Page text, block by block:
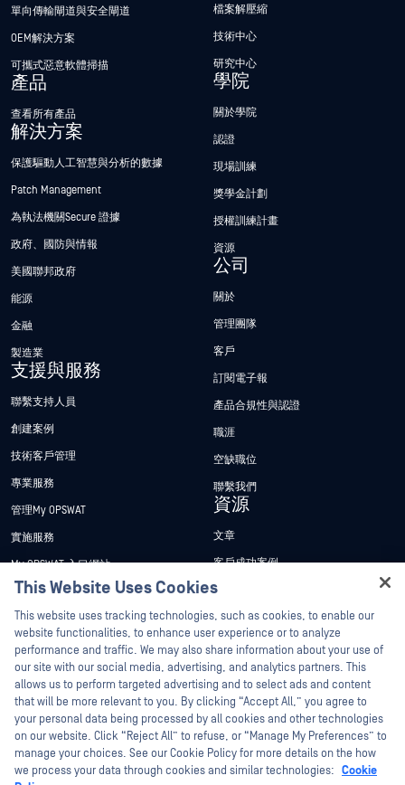
單向傳輸閘道與安全閘道
OEM解決方案
可攜式惡意軟體掃描
產品
查看所有產品
解決方案
保護驅動人工智慧與分析的數據
Patch Management
為執法機關Secure 證據
政府、國防與情報
美國聯邦政府
能源
金融
製造業
支援與服務
聯繫支持人員
創建案例
技術客戶管理
專業服務
管理My OPSWAT
實施服務
My OPSWAT 入口網站
技術檔案
訓練
漏洞通報計畫
合作夥伴
認證
技術合作夥伴
管道合作夥伴計劃
檔案解壓縮
技術中心
研究中心
學院
關於學院
認證
現場訓練
獎學金計劃
授權訓練計畫
資源
公司
關於
管理團隊
客戶
訂閱電子報
產品合規性與認證
職涯
空缺職位
聯繫我們
資源
文章
客戶成功案例
新聞稿
新聞報導
網路研討會
產品型錄
白皮書
免費工具
This Website Uses Cookies
This website uses tracking technologies, such as cookies, to enable our
website functionalities, to enhance user experience or to analyze
performance and traffic. We may also share information about your use of
our site with our social media, advertising, and analytics partners. This
allows us to perform targeted advertising and to select ads and content
that will be more relevant to you. By clicking “Accept All,” you agree to
your personal data being processed by all cookies and other technologies
on our website. Click “Reject All” to refuse, or “Manage My Preferences” to
manage your choices. See our Cookie Policy for more details on the how
we process your data through cookies and similar technologies: Cookie
Hey there!
I'm Ozzy, your OPSWAT virtual assistant.
How can I help you secure what's critical
today?